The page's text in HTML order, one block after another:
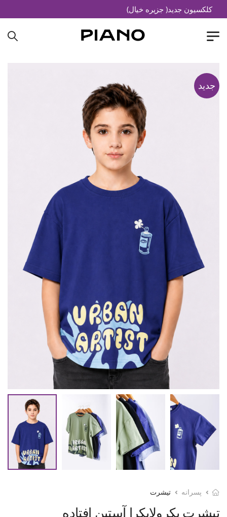
کلکسیون جدید( جزیره خیال)
جدید
پسرانه تیشرت
تیشرت یکرولایکرا آستین افتاده